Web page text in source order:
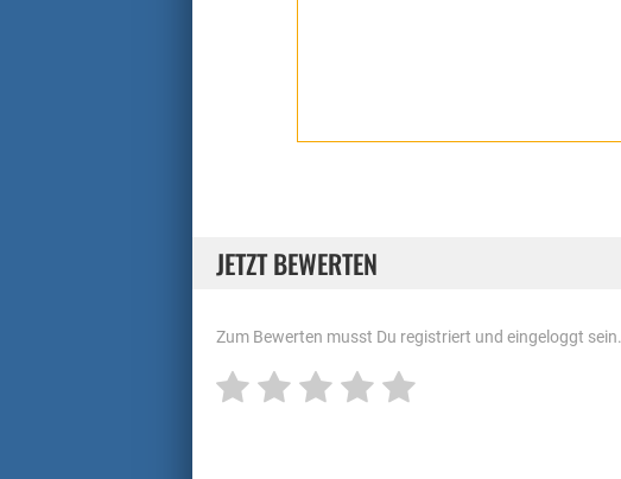
JETZT BEWERTEN
Zum Bewerten musst Du registriert und eingeloggt sein.